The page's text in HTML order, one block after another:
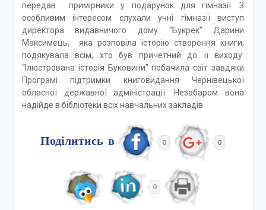
передав примірники у подарунок для гімназії. З
особливим інтересом слухали учні гімназії виступ
директора видавничого дому “Букрек” Дарини
Максимець, яка розповіла історію створення книги,
подякувала всім, хто був причетний до її виходу.
“Ілюстрована історія Буковини” побачила світ завдяки
Програмі підтримки книговидання Чернівецької
обласної державної адміністрації. Незабаром вона
надійде в бібліотеки всіх навчальних закладів.
Поділитись в 0 0
0